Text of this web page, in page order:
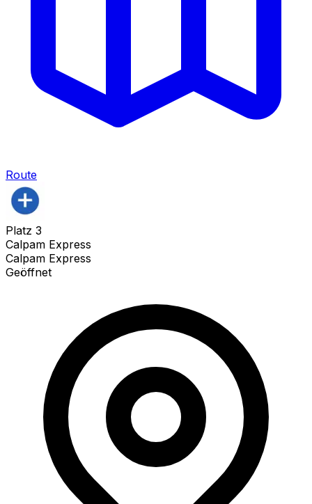
Route
Platz 3
Calpam Express
Calpam Express
Geöffnet